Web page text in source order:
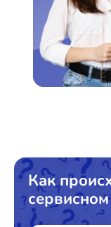
Как